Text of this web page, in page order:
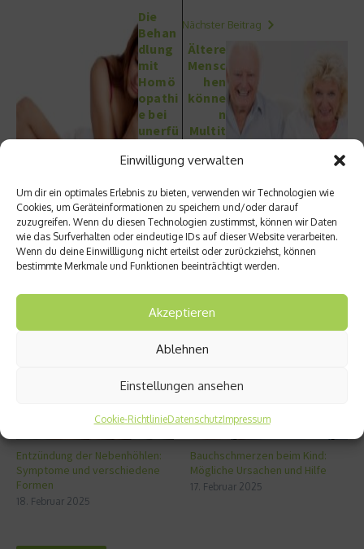
Einwilligung verwalten
Um dir ein optimales Erlebnis zu bieten, verwenden wir Technologien wie
Cookies, um Geräteinformationen zu speichern und/oder darauf
zuzugreifen. Wenn du diesen Technologien zustimmst, können wir Daten
wie das Surfverhalten oder eindeutige IDs auf dieser Website verarbeiten.
Wenn du deine Einwillligung nicht erteilst oder zurückziehst, können
bestimmte Merkmale und Funktionen beeinträchtigt werden.
Akzeptieren
Ablehnen
Einstellungen ansehen
Cookie-RichtlinieDatenschutzImpressum
Die
Behan
dlung
mit
Homö
opathi
e bei
unerfü
Kinder
h
Nächster Beitrag
Ältere
Mensc
hen
könne
n
Multit
wieder
en
Entzündung der Nebenhöhlen:
Symptome und verschiedene
Formen
18. Februar 2025
Bauchschmerzen beim Kind:
Mögliche Ursachen und Hilfe
17. Februar 2025